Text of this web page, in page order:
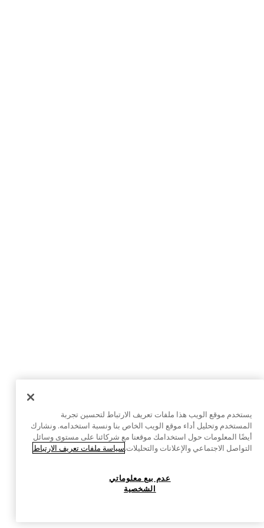
يستخدم موقع الويب هذا ملفات تعريف الارتباط لتحسين تجربة
المستخدم وتحليل أداء موقع الويب الخاص بنا ونسبة استخدامه. ونشارك
أيضًا المعلومات حول استخدامك موقعنا مع شركائنا على مستوى وسائل
التواصل الاجتماعي والإعلانات والتحليلات.سياسة ملفات تعريف الارتباط
عدم بيع معلوماتي
الشخصية